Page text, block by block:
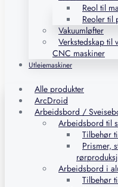
Reol til
Reoler til
Vakuumløfter
Verkstedskap til
CNC maskiner
Utleiemaskiner
Alle produkter
ArcDroid
Arbeidsbord /
Arbeidsbord til
Tilbehør
Prismer,
Arbeidsbord i
Tilbehør